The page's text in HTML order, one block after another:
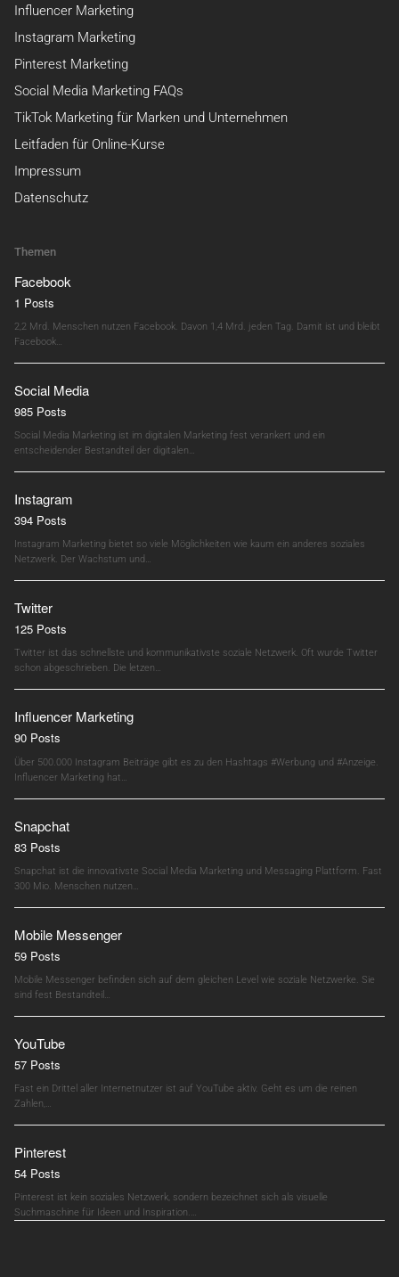
Influencer Marketing
Instagram Marketing
Pinterest Marketing
Social Media Marketing FAQs
TikTok Marketing für Marken und Unternehmen
Leitfaden für Online-Kurse
Impressum
Datenschutz
Themen
Facebook
1 Posts
2,2 Mrd. Menschen nutzen Facebook. Davon 1,4 Mrd. jeden Tag. Damit ist und bleibt
Facebook…
Social Media
985 Posts
Social Media Marketing ist im digitalen Marketing fest verankert und ein
entscheidender Bestandteil der digitalen…
Instagram
394 Posts
Instagram Marketing bietet so viele Möglichkeiten wie kaum ein anderes soziales
Netzwerk. Der Wachstum und…
Twitter
125 Posts
Twitter ist das schnellste und kommunikativste soziale Netzwerk. Oft wurde Twitter
schon abgeschrieben. Die letzen…
Influencer Marketing
90 Posts
Über 500.000 Instagram Beiträge gibt es zu den Hashtags #Werbung und #Anzeige.
Influencer Marketing hat…
Snapchat
83 Posts
Snapchat ist die innovativste Social Media Marketing und Messaging Plattform. Fast
300 Mio. Menschen nutzen…
Mobile Messenger
59 Posts
Mobile Messenger befinden sich auf dem gleichen Level wie soziale Netzwerke. Sie
sind fest Bestandteil…
YouTube
57 Posts
Fast ein Drittel aller Internetnutzer ist auf YouTube aktiv. Geht es um die reinen
Zahlen,…
Pinterest
54 Posts
Pinterest ist kein soziales Netzwerk, sondern bezeichnet sich als visuelle
Suchmaschine für Ideen und Inspiration.…